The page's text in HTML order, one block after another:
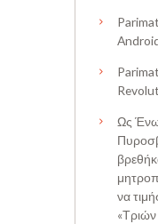
Ως
να